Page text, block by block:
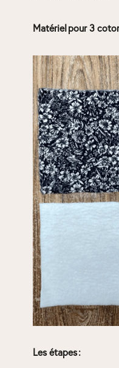
Matériel pour 3
Les étapes :